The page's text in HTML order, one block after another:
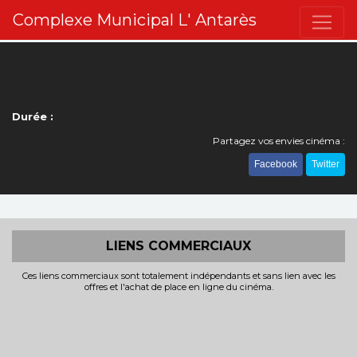
Complexe Municipal L' Antarès
Durée :
Partagez vos envies cinéma :
Facebook Twitter
LIENS COMMERCIAUX
Ces liens commerciaux sont totalement indépendants et sans lien avec les
offres et l'achat de place en ligne du cinéma.